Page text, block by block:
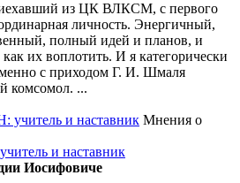
из ЦК ВЛКСМ, с первого
личность. Энергичный,
полный идей и планов, и
их воплотить. И я категорически
с приходом Г. И. Шмаля
комсомол. ...
Мнения о
и наставник
Иосифовиче